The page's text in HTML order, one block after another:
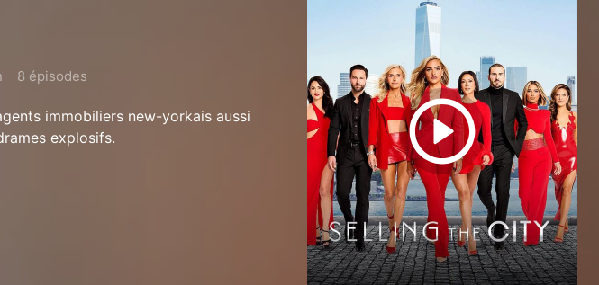
8 épisodes
immobiliers new-yorkais aussi
explosifs.